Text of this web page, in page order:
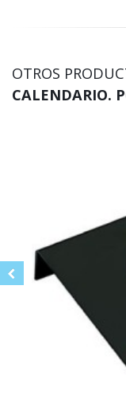
OTROS
CALENDARIO.